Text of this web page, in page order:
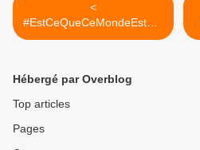
<
#EstCeQueCeMondeEstSer
ieux
Hébergé par Overblog
Top articles
Pages